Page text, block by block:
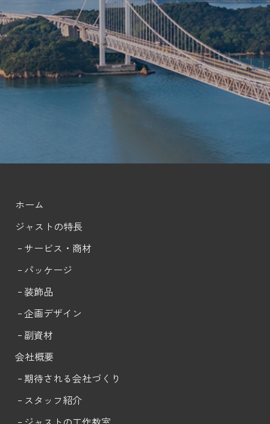
ホーム
ジャストの特長
サービス・商材
パッケージ
装飾品
企画デザイン
副資材
会社概要
期待される会社づくり
スタッフ紹介